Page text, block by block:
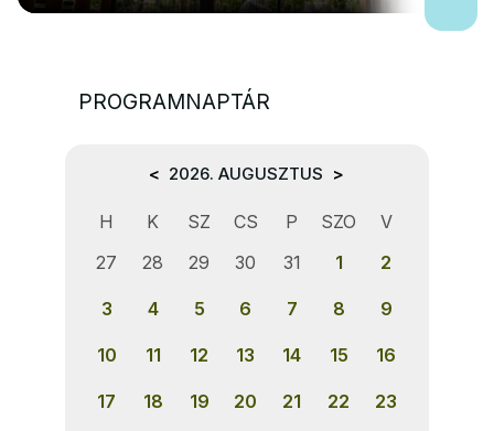
PROGRAMNAPTÁR
< 2026. AUGUSZTUS >
H K SZ CS P SZO
V
27
28 29 30 31 1 2
3 4 5 6 7 8 9
10 11 12 13 14 15 16
17 18 19 20 21 22 23